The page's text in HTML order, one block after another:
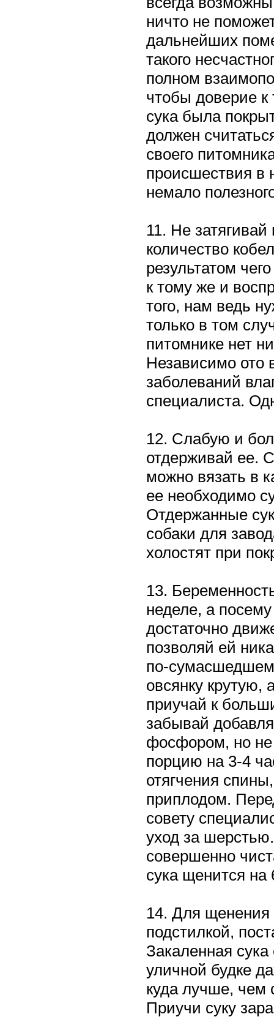
ничто не
дальнейших
такого
полном
чтобы доверие к
сука была
должен
своего
происшествия в
немало
11. Не
количество
результатом
к тому же и
того, нам ведь
только в том
питомнике нет
Независимо ото
заболеваний
специалиста.
12. Слабую и
отдерживай ее.
можно вязать в
ее необходимо
Отдержанные
собаки для
холостят при
13.
неделе, а
достаточно
позволяй ей
по-
овсянку крутую,
приучай к
забывай
фосфором, но не
порцию на 3-4
отягчения
приплодом.
совету
уход за
совершенно
сука щенится на
14. Для щенения
подстилкой,
Закаленная
уличной будке
куда лучше, чем
Приучи суку